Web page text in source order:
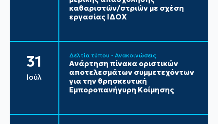
καθαριστών/στριών με σχέση
εργασίας ΙΔΟΧ
31
Ιούλ
Δελτία τύπου - Ανακοινώσεις
Ανάρτηση πίνακα οριστικών
αποτελεσμάτων συμμετεχόντων
για την θρησκευτική
Εμποροπανήγυρη Κοίμησης